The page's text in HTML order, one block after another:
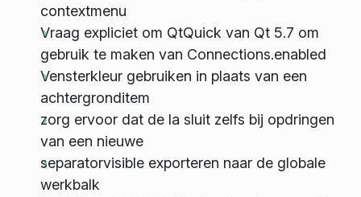
contextmenu
Vraag expliciet om QtQuick van Qt 5.7 om
gebruik te maken van Connections.enabled
Vensterkleur gebruiken in plaats van een
achtergronditem
zorg ervoor dat de la sluit zelfs bij opdringen
van een nieuwe
separatorvisible exporteren naar de globale
werkbalk